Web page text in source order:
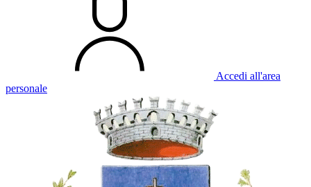
Accedi all'area
personale